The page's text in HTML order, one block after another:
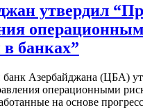
утвердил
банках”
Азербайджана (ЦБА)
операционными
на основе